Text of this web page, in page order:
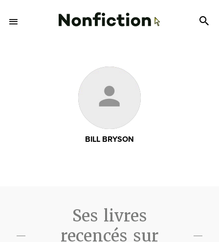
BILL BRYSON
Ses livres
recencés sur